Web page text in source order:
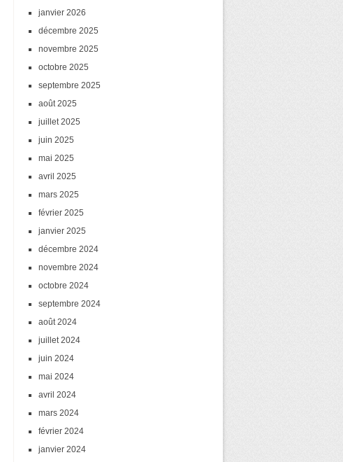
janvier 2026
décembre 2025
novembre 2025
octobre 2025
septembre 2025
août 2025
juillet 2025
juin 2025
mai 2025
avril 2025
mars 2025
février 2025
janvier 2025
décembre 2024
novembre 2024
octobre 2024
septembre 2024
août 2024
juillet 2024
juin 2024
mai 2024
avril 2024
mars 2024
février 2024
janvier 2024